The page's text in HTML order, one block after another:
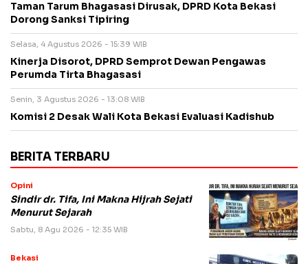
Taman Tarum Bhagasasi Dirusak, DPRD Kota Bekasi
Dorong Sanksi Tipiring
Selasa, 4 Agustus 2026 - 15:39 WIB
Kinerja Disorot, DPRD Semprot Dewan Pengawas
Perumda Tirta Bhagasasi
Senin, 3 Agustus 2026 - 13:08 WIB
Komisi 2 Desak Wali Kota Bekasi Evaluasi Kadishub
BERITA TERBARU
Opini
Sindir dr. Tifa, Ini Makna Hijrah Sejati
Menurut Sejarah
Sabtu, 8 Agu 2026 - 12:35 WIB
Bekasi